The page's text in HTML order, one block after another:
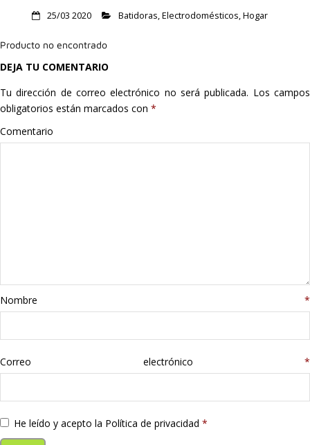
Deportes
Hogar
Listas
libros
25/03 2020 Batidoras,Electrodomésticos,Hogar
Producto no encontrado
DEJA TU COMENTARIO
Tu dirección de correo electrónico no será publicada. Los campos
obligatorios están marcados con *
Comentario
Nombre *
Correo electrónico *
He leído y acepto la Política de privacidad *